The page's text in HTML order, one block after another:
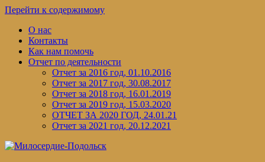
Перейти к содержимому
О нас
Контакты
Как нам помочь
Отчет по деятельности
Отчет за 2016 год, 01.10.2016
Отчет за 2017 год, 30.08.2017
Отчет за 2018 год, 16.01.2019
Отчет за 2019 год, 15.03.2020
ОТЧЕТ ЗА 2020 ГОД, 24.01.21
Отчет за 2021 год, 20.12.2021